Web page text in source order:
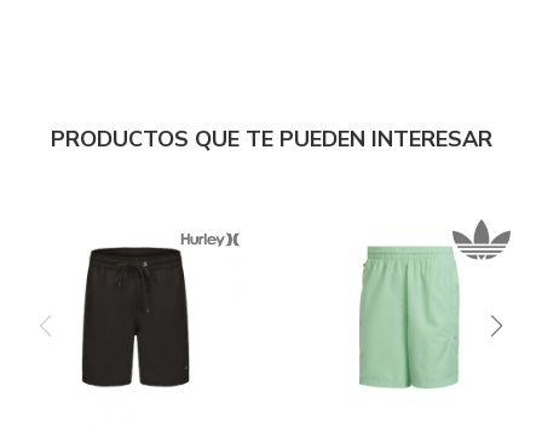
PRODUCTOS QUE TE PUEDEN INTERESAR